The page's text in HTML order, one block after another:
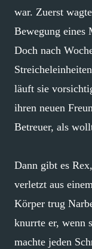
war. Zuerst
Bewegung eines
Doch nach
läuft sie
ihren neuen
Betreuer, als
Dann gibt es
verletzt aus
Körper trug
knurrte er, wenn
machte jeden